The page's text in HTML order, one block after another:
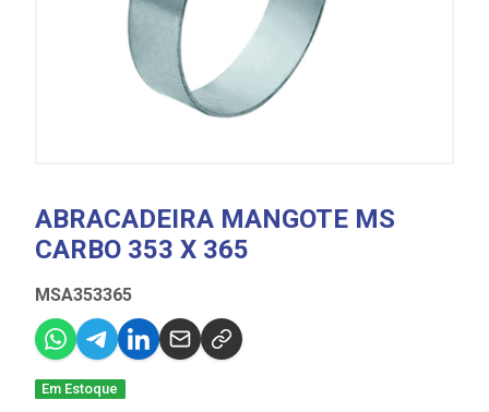
ABRACADEIRA MANGOTE MS
CARBO 353 X 365
MSA353365
Em Estoque